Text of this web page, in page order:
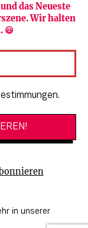
das Neueste
Wir halten
😃
Wir senden keinen Spam! Erfahre mehr in unserer